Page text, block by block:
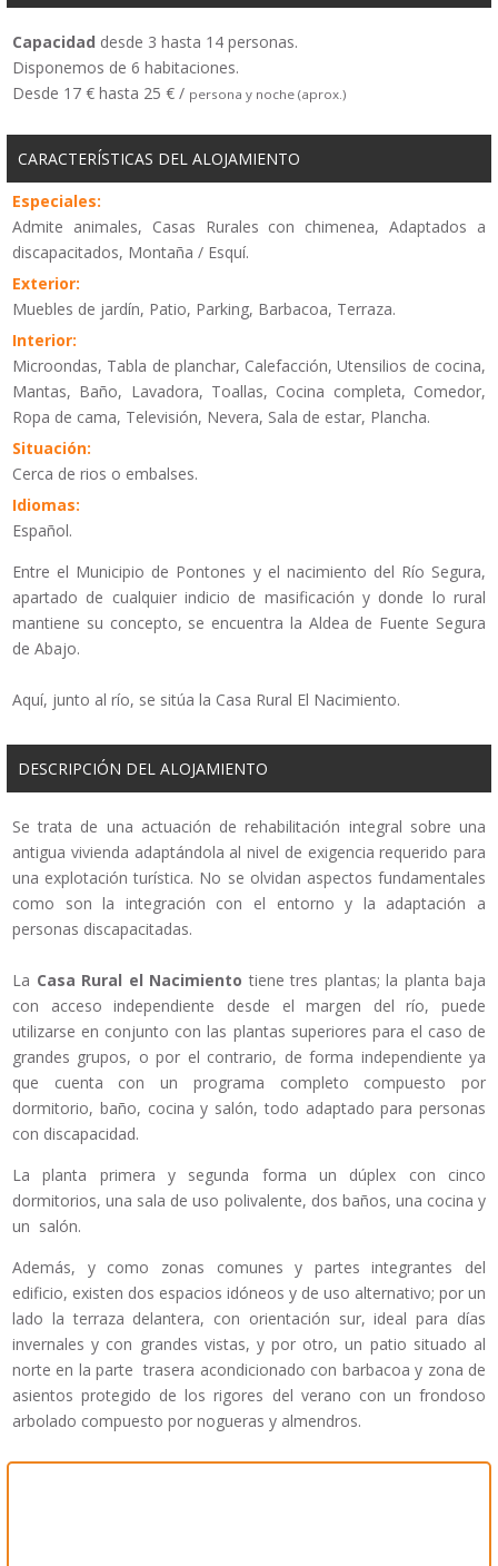
Capacidad desde 3 hasta 14 personas.
Disponemos de 6 habitaciones.
Desde 17 € hasta 25 € / persona y noche (aprox.)
CARACTERÍSTICAS DEL ALOJAMIENTO
Especiales:
Admite animales, Casas Rurales con chimenea, Adaptados a
discapacitados, Montaña / Esquí.
Exterior:
Muebles de jardín, Patio, Parking, Barbacoa, Terraza.
Interior:
Microondas, Tabla de planchar, Calefacción, Utensilios de cocina,
Mantas, Baño, Lavadora, Toallas, Cocina completa, Comedor,
Ropa de cama, Televisión, Nevera, Sala de estar, Plancha.
Situación:
Cerca de rios o embalses.
Idiomas:
Español.
Entre el Municipio de Pontones y el nacimiento del Río Segura,
apartado de cualquier indicio de masificación y donde lo rural
mantiene su concepto, se encuentra la Aldea de Fuente Segura
de Abajo.
Aquí, junto al río, se sitúa la Casa Rural El Nacimiento.
DESCRIPCIÓN DEL ALOJAMIENTO
Se trata de una actuación de rehabilitación integral sobre una
antigua vivienda adaptándola al nivel de exigencia requerido para
una explotación turística. No se olvidan aspectos fundamentales
como son la integración con el entorno y la adaptación a
personas discapacitadas.
La Casa Rural el Nacimiento tiene tres plantas; la planta baja
con acceso independiente desde el margen del río, puede
utilizarse en conjunto con las plantas superiores para el caso de
grandes grupos, o por el contrario, de forma independiente ya
que cuenta con un programa completo compuesto por
dormitorio, baño, cocina y salón, todo adaptado para personas
con discapacidad.
La planta primera y segunda forma un dúplex con cinco
dormitorios, una sala de uso polivalente, dos baños, una cocina y
un salón.
Además, y como zonas comunes y partes integrantes del
edificio, existen dos espacios idóneos y de uso alternativo; por un
lado la terraza delantera, con orientación sur, ideal para días
invernales y con grandes vistas, y por otro, un patio situado al
norte en la parte trasera acondicionado con barbacoa y zona de
asientos protegido de los rigores del verano con un frondoso
arbolado compuesto por nogueras y almendros.